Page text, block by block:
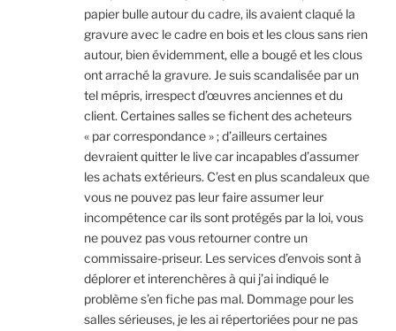
papier bulle autour du cadre, ils avaient claqué la
gravure avec le cadre en bois et les clous sans rien
autour, bien évidemment, elle a bougé et les clous
ont arraché la gravure. Je suis scandalisée par un
tel mépris, irrespect d’œuvres anciennes et du
client. Certaines salles se fichent des acheteurs
« par correspondance » ; d’ailleurs certaines
devraient quitter le live car incapables d’assumer
les achats extérieurs. C’est en plus scandaleux que
vous ne pouvez pas leur faire assumer leur
incompétence car ils sont protégés par la loi, vous
ne pouvez pas vous retourner contre un
commissaire-priseur. Les services d’envois sont à
déplorer et interenchères à qui j’ai indiqué le
problème s’en fiche pas mal. Dommage pour les
salles sérieuses, je les ai répertoriées pour ne pas